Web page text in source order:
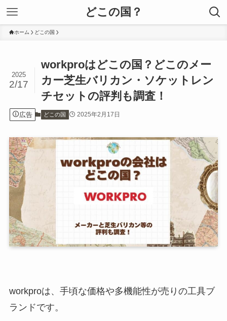
どこの国？
ホーム どこの国
workproはどこの国？どこのメー
カー芝生バリカン・ソケットレン
チセットの評判も調査！
2025
2/17
広告 どこの国 2025年2月17日
workproは、手頃な価格や多機能性が売りの工具ブ
ランドです。